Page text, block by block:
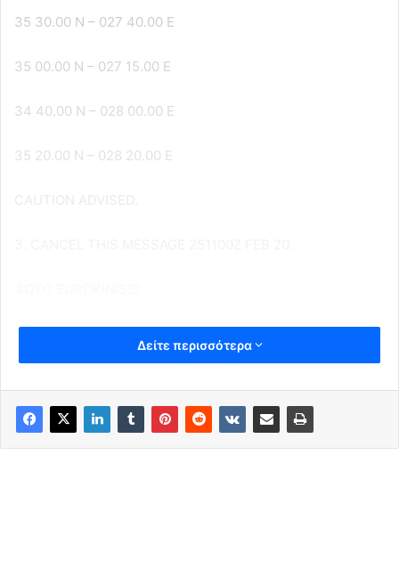
35 30.00 N – 027 40.00 E
35 00.00 N – 027 15.00 E
34 40.00 N – 028 00.00 E
35 20.00 N – 028 20.00 E
Δείτε περισσότερα